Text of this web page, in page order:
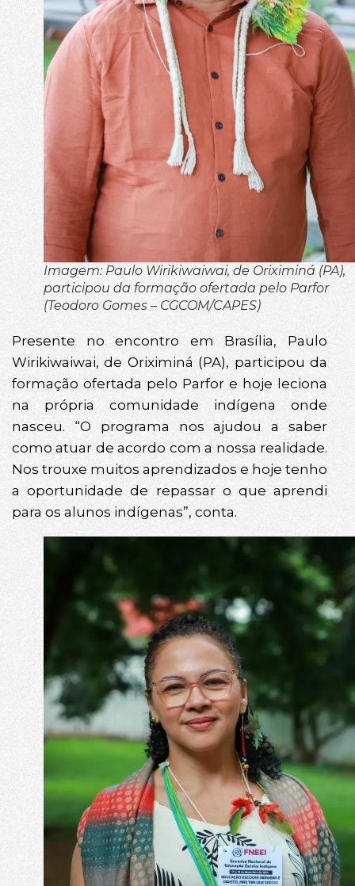
Imagem: Paulo Wirikiwaiwai, de Oriximiná (PA),
participou da formação ofertada pelo Parfor
(Teodoro Gomes – CGCOM/CAPES)
Presente no encontro em Brasília, Paulo
Wirikiwaiwai, de Oriximiná (PA), participou da
formação ofertada pelo Parfor e hoje leciona
na própria comunidade indígena onde
nasceu. “O programa nos ajudou a saber
como atuar de acordo com a nossa realidade.
Nos trouxe muitos aprendizados e hoje tenho
a oportunidade de repassar o que aprendi
para os alunos indígenas”, conta.